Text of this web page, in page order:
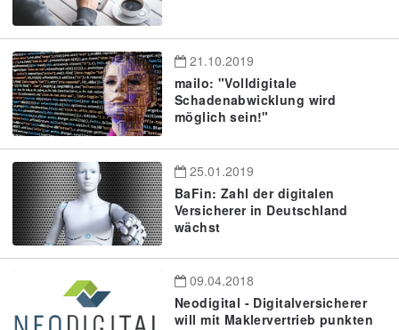
21.10.2019
mailo: "Volldigitale
Schadenabwicklung wird
möglich sein!"
25.01.2019
BaFin: Zahl der digitalen
Versicherer in Deutschland
wächst
09.04.2018
Neodigital - Digitalversicherer
will mit Maklervertrieb punkten